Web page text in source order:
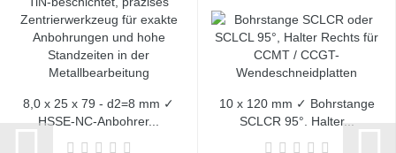
8,0 x 25 x 79 - d2=8 mm ✓
HSSE-NC-Anbohrer...
10 x 120 mm ✓ Bohrstange
SCLCR 95°, Halter...